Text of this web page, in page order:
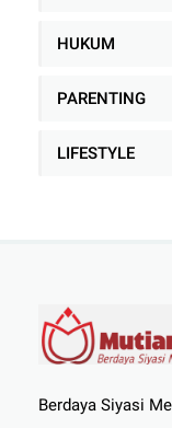
HUKUM
PARENTING
LIFESTYLE
Berdaya Siyasi